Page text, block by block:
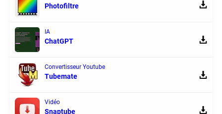
Photofiltre
IA
ChatGPT
Convertisseur Youtube
Tubemate
Vidéo
Snaptube